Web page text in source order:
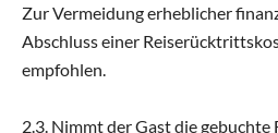
Zur Vermeidung erheblicher
Abschluss einer
empfohlen.
2.3. Nimmt der Gast die